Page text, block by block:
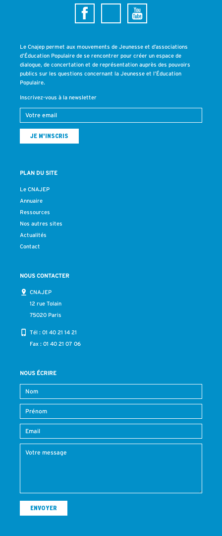
Le Cnajep permet aux mouvements de Jeunesse et d’associations
d’Éducation Populaire de se rencontrer pour créer un espace de
dialogue, de concertation et de représentation auprès des pouvoirs
publics sur les questions concernant la Jeunesse et l’Éducation
Populaire.
Inscrivez-vous à la newsletter
PLAN DU SITE
Le CNAJEP
Annuaire
Ressources
Nos autres sites
Actualités
Contact
NOUS CONTACTER
CNAJEP
12 rue Tolain
75020 Paris
Tél : 01 40 21 14 21
Fax : 01 40 21 07 06
NOUS ÉCRIRE